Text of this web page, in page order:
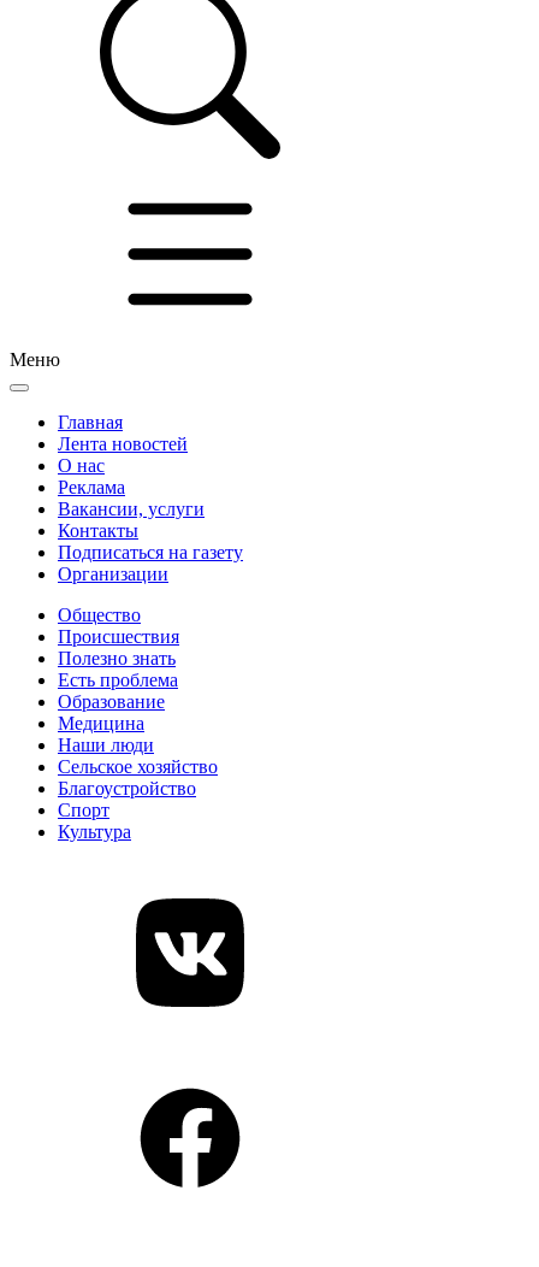
Меню
Главная
Лента новостей
О нас
Реклама
Вакансии, услуги
Контакты
Подписаться на газету
Организации
Общество
Происшествия
Полезно знать
Есть проблема
Образование
Медицина
Наши люди
Сельское хозяйство
Благоустройство
Спорт
Культура